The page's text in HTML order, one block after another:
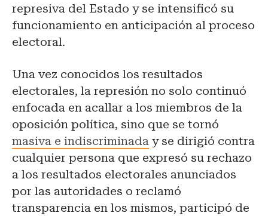
represiva del Estado y se intensificó su
funcionamiento en anticipación al proceso
electoral.
Una vez conocidos los resultados
electorales, la represión no solo continuó
enfocada en acallar a los miembros de la
oposición política, sino que se tornó
masiva e indiscriminada y se dirigió contra
cualquier persona que expresó su rechazo
a los resultados electorales anunciados
por las autoridades o reclamó
transparencia en los mismos, participó de